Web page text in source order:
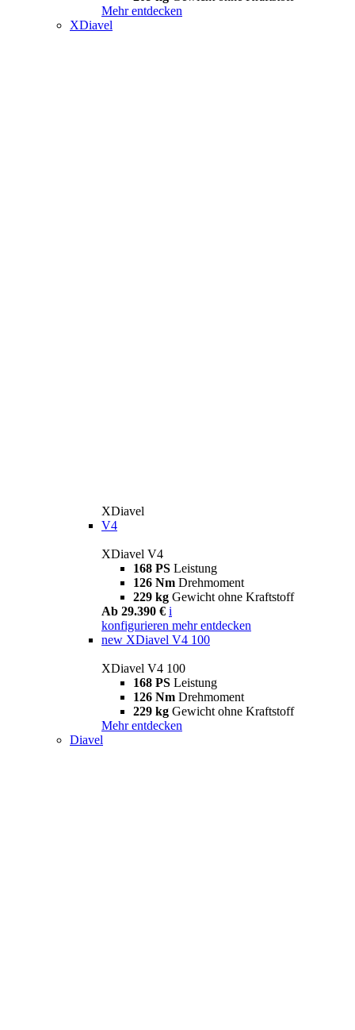
Mehr entdecken
XDiavel
XDiavel
V4
XDiavel V4
168 PS Leistung
126 Nm Drehmoment
229 kg Gewicht ohne Kraftstoff
Ab 29.390 € i
konfigurieren mehr entdecken
new XDiavel V4 100
XDiavel V4 100
168 PS Leistung
126 Nm Drehmoment
229 kg Gewicht ohne Kraftstoff
Mehr entdecken
Diavel